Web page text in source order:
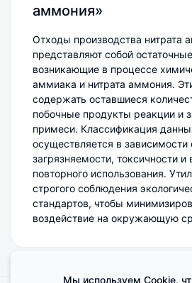
аммония»
Отходы производства нитрата
представляют собой
возникающие в процессе
аммиака и нитрата аммония.
содержать оставшиеся
побочные продукты реакции и
примеси. Классификация
осуществляется в зависимости
загрязняемости, токсичности
повторного использования.
строгого соблюдения
стандартов, чтобы
воздействие на окружающую
Мы используем Cookie,